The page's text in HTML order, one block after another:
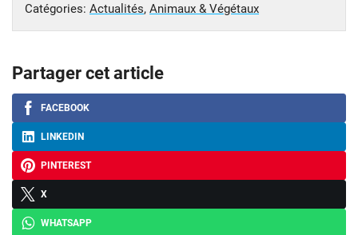
Catégories: Actualités, Animaux & Végétaux
Partager cet article
FACEBOOK
LINKEDIN
PINTEREST
X
WHATSAPP